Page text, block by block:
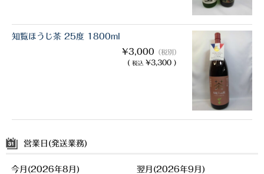
知覧ほうじ茶 25度 1800ml
¥3,000 （税別）
( 税込 ¥3,300 )
営業日(発送業務)
今月(2026年8月)
翌月(2026年9月)